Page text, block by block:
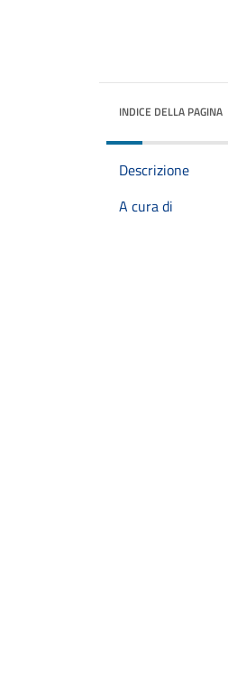
INDICE DELLA PAGINA
Descrizione
A cura di